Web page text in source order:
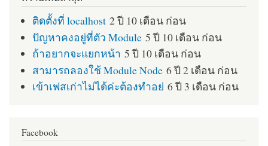
ติดตั้งที่ localhost 2 ปี 10 เดือน ก่อน
ปัญหาคงอยู่ที่ตัว Module 5 ปี 10 เดือน ก่อน
ถ้าอยากจะแยกหน้า 5 ปี 10 เดือน ก่อน
สามารถลองใช้ Module Node 6 ปี 2 เดือน ก่อน
เข้าเฟสเก่าไม่ได้ค่ะต้องทำอย่ 6 ปี 3 เดือน ก่อน
Facebook